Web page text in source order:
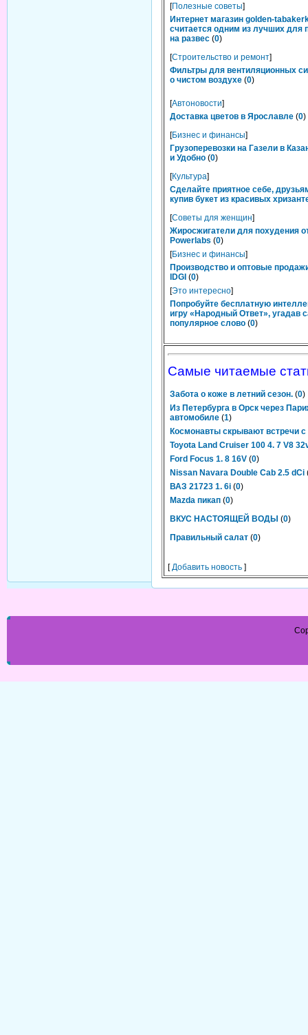
[Полезные советы]
Интернет магазин golden-
считается одним из лучших для
на развес (0)
[Строительство и ремонт]
Фильтры для вентиляционных
о чистом воздухе (0)
[Автоновости]
Доставка цветов в Ярославле (0)
[Бизнес и финансы]
Грузоперевозки на Газели в
и Удобно (0)
[Культура]
Сделайте приятное себе,
купив букет из красивых
[Советы для женщин]
Жиросжигатели для похудения
Powerlabs (0)
[Бизнес и финансы]
Производство и оптовые
IDGI (0)
[Это интересно]
Попробуйте бесплатную
игру «Народный Ответ», угадав
популярное слово (0)
Самые читаемые
Забота о коже в летний сезон. (0)
Из Петербурга в Орск через
автомобиле (1)
Космонавты скрывают встречи
Toyota Land Cruiser 100 4. 7 V8
Ford Focus 1. 8 16V (0)
Nissan Navara Double Cab 2.5 dCi
ВАЗ 21723 1. 6i (0)
Mazda пикап (0)
ВКУС НАСТОЯЩЕЙ ВОДЫ (0)
Правильный салат (0)
[Добавить новость ]